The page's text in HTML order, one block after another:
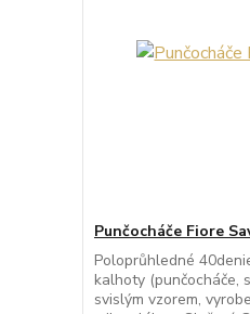
Punčocháče Fiore
Poloprůhledné
kalhoty (punčocháče,
svislým vzorem,